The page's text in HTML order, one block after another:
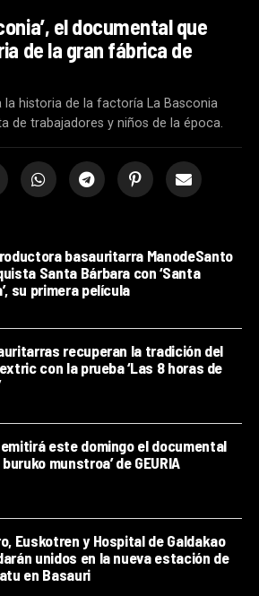
el documental que
de la gran fábrica de
la historia de la factoría La Basconia
de trabajadores y niños de la época.
basauritarra ManodeSanto
Santa Bárbara con ‘Santa
su primera película
recuperan la tradición del
con la prueba ‘Las 8 horas de
emitirá este domingo el documental
buruko munstroa’ de GEURIA
Euskotren y Hospital de Galdakao
unidos en la nueva estación de
en Basauri